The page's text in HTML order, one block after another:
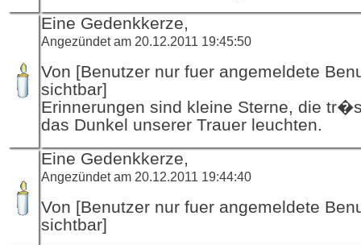
Eine Gedenkkerze,
Angezündet am 20.12.2011 19:45:50
Von [Benutzer nur fuer angemeldete
sichtbar]
Erinnerungen sind kleine Sterne, die
das Dunkel unserer Trauer leuchten.
Eine Gedenkkerze,
Angezündet am 20.12.2011 19:44:40
Von [Benutzer nur fuer angemeldete
sichtbar]